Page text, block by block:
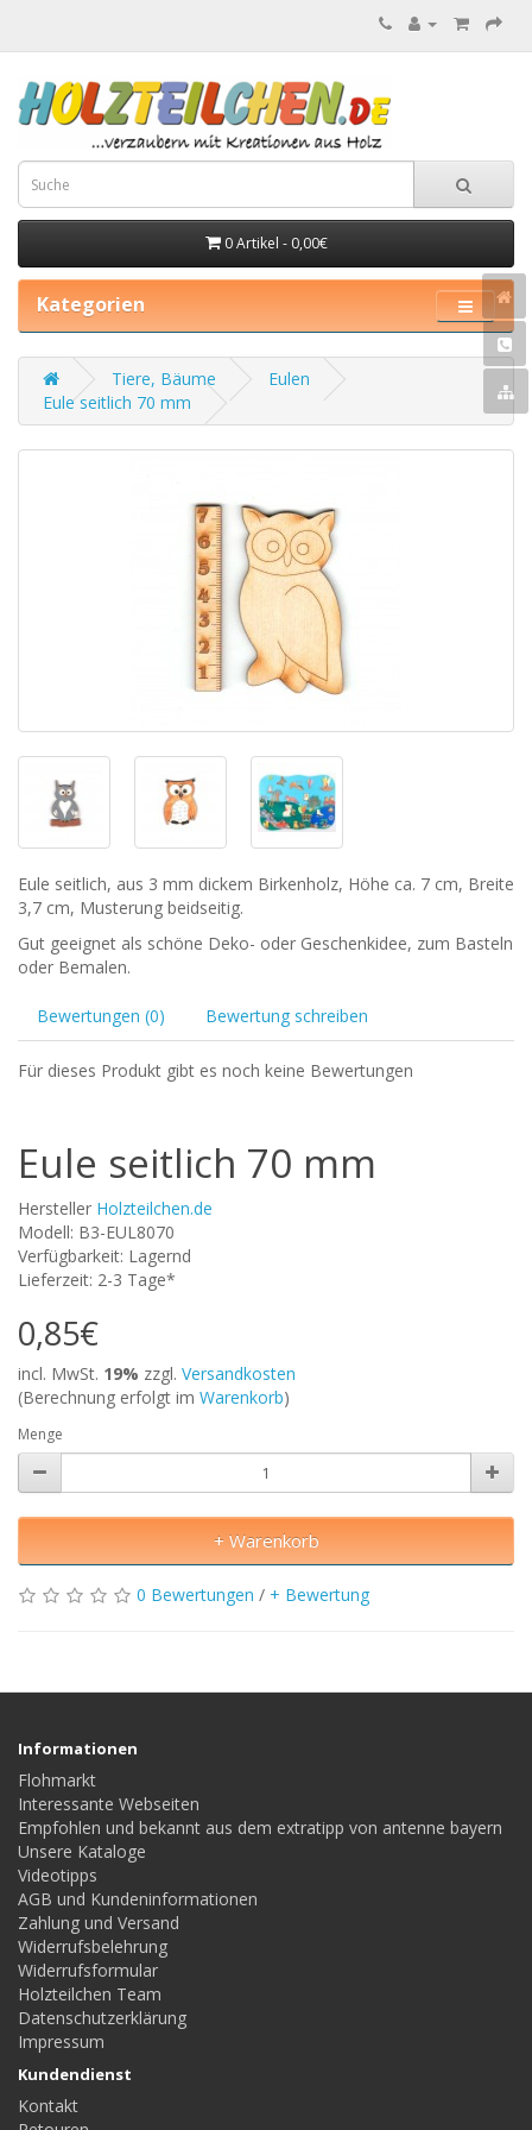
0 Artikel - 0,00€
Kategorien
Tiere, Bäume
Eulen
Eule seitlich 70 mm
Eule seitlich, aus 3 mm dickem Birkenholz, Höhe ca. 7 cm, Breite
3,7 cm, Musterung beidseitig.
Gut geeignet als schöne Deko- oder Geschenkidee, zum Basteln
oder Bemalen.
Bewertungen (0) Bewertung schreiben
Für dieses Produkt gibt es noch keine Bewertungen
Eule seitlich 70 mm
Hersteller Holzteilchen.de
Modell: B3-EUL8070
Verfügbarkeit: Lagernd
Lieferzeit: 2-3 Tage*
0,85€
incl. MwSt. 19% zzgl. Versandkosten
(Berechnung erfolgt im Warenkorb)
Menge
+ Warenkorb
0 Bewertungen / + Bewertung
Informationen
Flohmarkt
Interessante Webseiten
Empfohlen und bekannt aus dem extratipp von antenne bayern
Unsere Kataloge
Videotipps
AGB und Kundeninformationen
Zahlung und Versand
Widerrufsbelehrung
Widerrufsformular
Holzteilchen Team
Datenschutzerklärung
Impressum
Kundendienst
Kontakt